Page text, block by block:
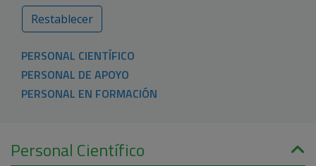
Restablecer
PERSONAL CIENTÍFICO
PERSONAL DE APOYO
PERSONAL EN FORMACIÓN
Personal Científico